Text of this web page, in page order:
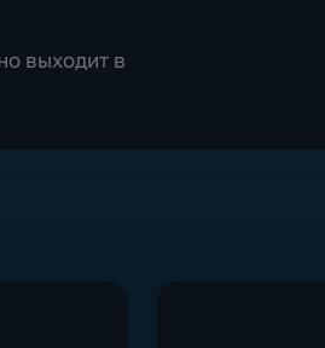
выходит в